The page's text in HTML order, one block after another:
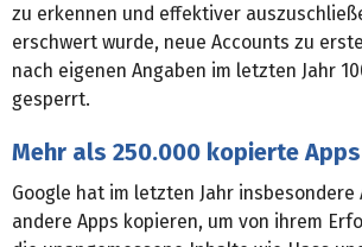
zu erkennen und effektiver
erschwert wurde, neue Accounts zu
nach eigenen Angaben im letzten Jahr
gesperrt.
Mehr als 250.000 kopierte Apps
Google hat im letzten Jahr
andere Apps kopieren, um von ihrem